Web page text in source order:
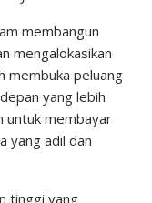
membangun
mengalokasikan
membuka peluang
yang lebih
untuk membayar
yang adil dan
tinggi yang